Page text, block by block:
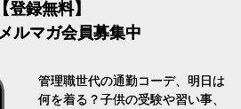
【登録無料】
ルマガ会員募集中
管理職世代の通勤コーデ、明日は
何を着る？子供の受験や習い事、